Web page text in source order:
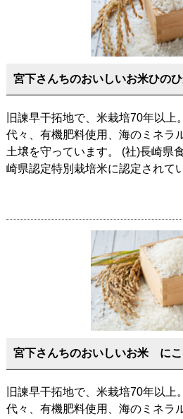
宮下さんちのおいしいお米ひの
旧諫早干拓地で、米栽培70年以上
代々、有機肥料使用、海のミネラ
土壌を守っています。 (社)長崎県
崎県認定特別栽培米に認定されて
宮下さんちのおいしいお米 にこ
旧諫早干拓地で、米栽培70年以上
代々、有機肥料使用、海のミネラ